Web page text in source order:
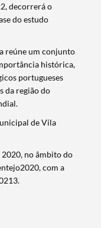
decorrerá o
do estudo
reúne um conjunto
histórica,
portugueses
da região do
de Vila
no âmbito do
com a